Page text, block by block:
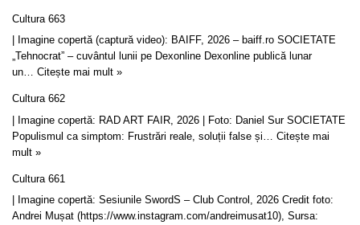
Cultura 663
| Imagine copertă (captură video): BAIFF, 2026 – baiff.ro SOCIETATE
„Tehnocrat” – cuvântul lunii pe Dexonline Dexonline publică lunar
un… Citește mai mult »
Cultura 662
| Imagine copertă: RAD ART FAIR, 2026 | Foto: Daniel Sur SOCIETATE
Populismul ca simptom: Frustrări reale, soluții false și… Citește mai
mult »
Cultura 661
| Imagine copertă: Sesiunile SwordS – Club Control, 2026 Credit foto:
Andrei Mușat (https://www.instagram.com/andreimusat10), Sursa: